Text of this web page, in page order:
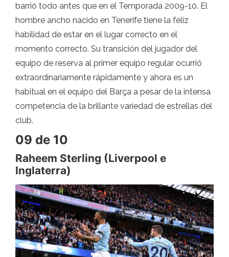
barrió todo antes que en el Temporada 2009-10. El
hombre ancho nacido en Tenerife tiene la feliz
habilidad de estar en el lugar correcto en el
momento correcto. Su transición del jugador del
equipo de reserva al primer equipo regular ocurrió
extraordinariamente rápidamente y ahora es un
habitual en el equipo del Barça a pesar de la intensa
competencia de la brillante variedad de estrellas del
club.
09 de 10
Raheem Sterling (Liverpool e
Inglaterra)